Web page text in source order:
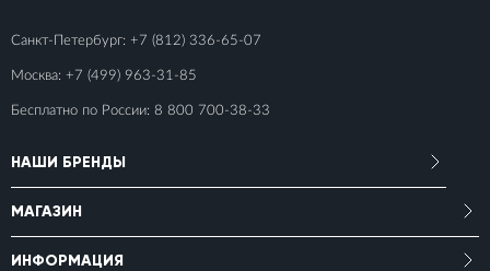
Санкт-Петербург: +7 (812) 336-65-07
Москва: +7 (499) 963-31-85
Бесплатно по России: 8 800 700-38-33
НАШИ БРЕНДЫ
МАГАЗИН
ИНФОРМАЦИЯ